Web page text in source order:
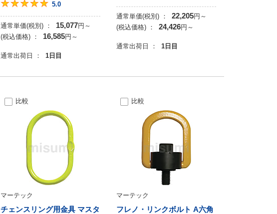
5.0
通常単価(税別) ： 15,077円 ～
(税込価格) ：
16,585円 ～
通常出荷日 ： 1日目
通常単価(税別) ： 22,205円 ～
(税込価格) ：
24,426円 ～
通常出荷日 ： 1日目
比較
マーテック
チェンスリング用金具 マスタ
比較
マーテック
フレノ・リンクボルト A六角